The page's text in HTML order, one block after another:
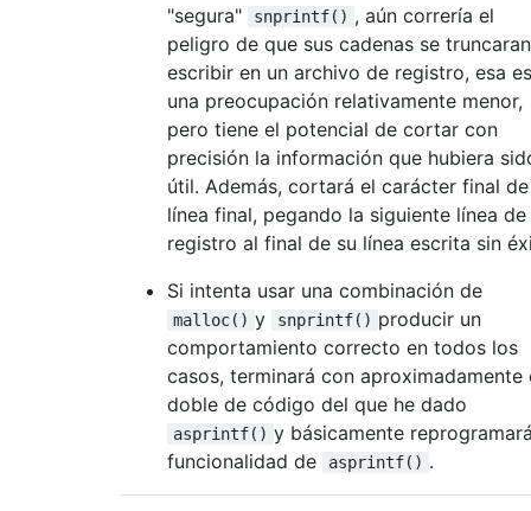
"segura"
snprintf() , aún correría el
peligro de que sus cadenas se
escribir en un archivo de registro, esa es
una preocupación relativamente menor,
pero tiene el potencial de cortar con
precisión la información que hubiera
útil. Además, cortará el carácter final
línea final, pegando la siguiente línea de
registro al final de su línea escrita sin
Si intenta usar una combinación de
malloc() y snprintf() producir un
comportamiento correcto en todos los
casos, terminará con aproximadamente
doble de código del que he dado
asprintf() y básicamente
funcionalidad de
asprintf() .